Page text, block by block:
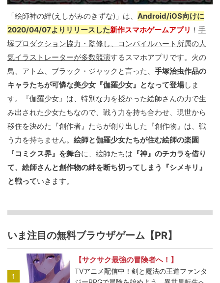
「絵師神の絆(えしがみのきずな)」は、 Android/iOS向けに
2020/04/07よりリリースした新作スマホゲームアプリ ！ 手
塚プロダクション協力・監修し、コンパイルハート所属の人
気イラストレーターが多数競演するスマホアプリです。火の
鳥、アトム、ブラック・ジャックと言った、 手塚治虫作品の
キャラたちが可憐な美少女『伽羅少女』となって登場しま
す。『伽羅少女』は、特別な力を授かった絵師さんの力で生
み出された少女たちなので、戦う力を持ち合わせ、現世から
移住を決めた『創作者』たちが創り出した『創作物』は、戦
う力を持ちません。 絵師と伽羅少女たちが住む絵師の楽園
『コミクス界』を舞台に、絵師たちは 『神』のチカラを借り
て、絵師さんと創作物の絆を断ち切ってしまう『シメキリ』
と戦っていきます。
いま注目の無料ブラウザゲーム【PR】
1
【サクサク最強の冒険者へ！】
TVアニメ配信中！剣と魔法の王道ファンタ